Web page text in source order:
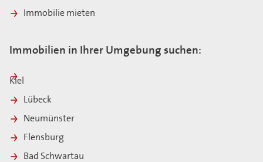
Immobilie mieten
Immobilien in Ihrer Umgebung suchen:
Kiel
Lübeck
Neumünster
Flensburg
Bad Schwartau